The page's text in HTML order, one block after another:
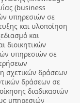
(business
υπηρεσιών σε
και υλοποίηση
και
διοικητικών
υπηρεσιών σε
σχετικών δράσεων
δράσεων σε
διαδικασιών
υπηρεσιών